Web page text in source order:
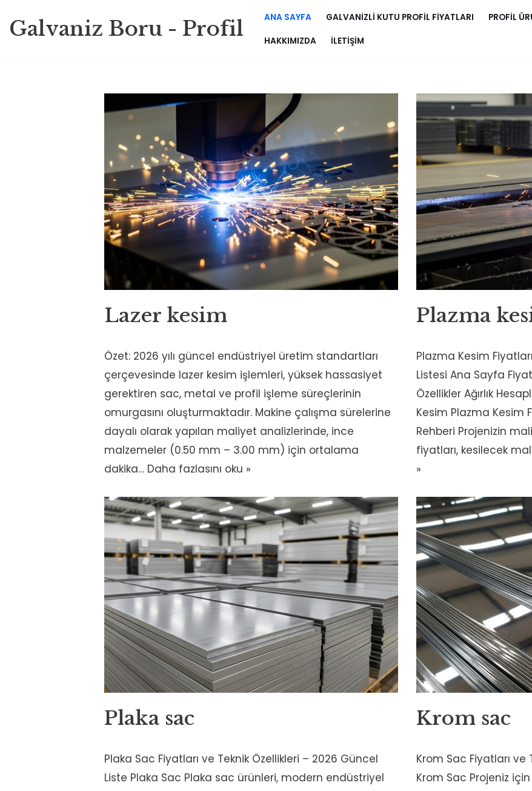
İçeriğe
Galvaniz Boru - Profil ANA SAYFA GALVANIZLI KUTU PROFIL FIYATLARI PROFIL
HAKKIMIZDA İLETIŞIM
Lazer kesim
Özet: 2026 yılı güncel endüstriyel üretim standartları
çerçevesinde lazer kesim işlemleri, yüksek hassasiyet
gerektiren sac, metal ve profil işleme süreçlerinin
omurgasını oluşturmaktadır. Makine çalışma sürelerine
dayalı olarak yapılan maliyet analizlerinde, ince
malzemeler (0.50 mm – 3.00 mm) için ortalama
dakika… Daha fazlasını oku »
Plazma
Plazma Kesim
Listesi Ana Sayfa
Özellikler Ağırlık
Kesim Plazma Kesim
Rehberi Projenizin
fiyatları, kesilecek
»
Plaka sac
Plaka Sac Fiyatları ve Teknik Özellikleri – 2026 Güncel
Liste Plaka Sac Plaka sac ürünleri, modern endüstriyel
Krom sac
Krom Sac Fiyatları ve
Krom Sac Projeniz